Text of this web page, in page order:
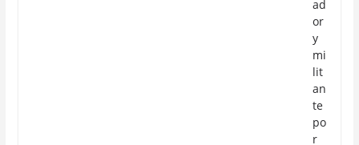
ad
or
y
mi
lit
an
te
po
r